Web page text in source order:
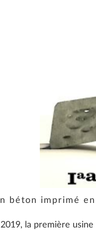
béton imprimé
la première